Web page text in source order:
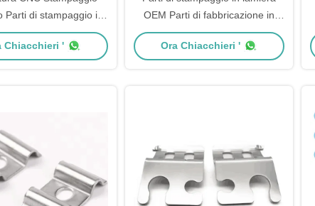
Parti di stampaggio in
inossidabile
Chiacchieri '
OEM Parti di fabbricazione in
lamiera
Ora Chiacchieri '